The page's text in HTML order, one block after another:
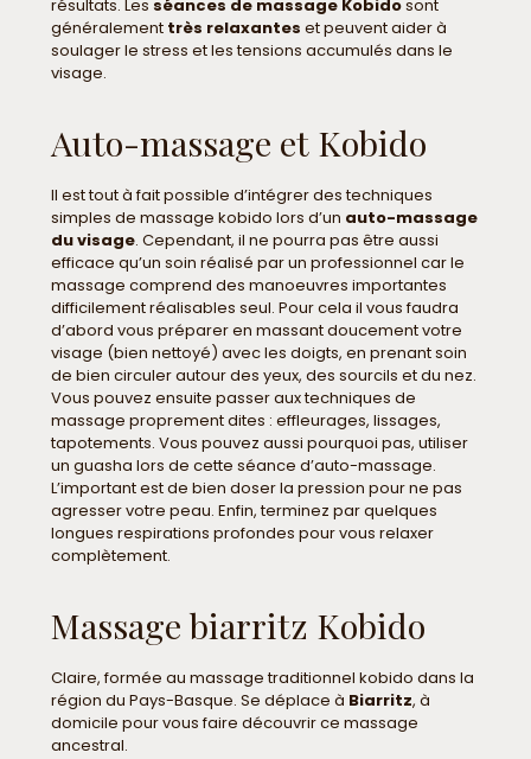
résultats. Les séances de massage Kobidosont
généralement très relaxantes et peuvent aider à
soulager le stress et les tensions accumulés dans le
visage.
Auto-massage et Kobido
Il est tout à fait possible d’intégrer des techniques
simples de massage kobido lors d’un auto-massage
du visage. Cependant, il ne pourra pas être aussi
efficace qu’un soin réalisé par un professionnel car le
massage comprend des manoeuvres importantes
difficilement réalisables seul. Pour cela il vous faudra
d’abord vous préparer en massant doucement votre
visage (bien nettoyé) avec les doigts, en prenant soin
de bien circuler autour des yeux, des sourcils et du nez.
Vous pouvez ensuite passer aux techniques de
massage proprement dites : effleurages, lissages,
tapotements. Vous pouvez aussi pourquoi pas, utiliser
un guasha lors de cette séance d’auto-massage.
L’important est de bien doser la pression pour ne pas
agresser votre peau. Enfin, terminez par quelques
longues respirations profondes pour vous relaxer
complètement.
Massage biarritz Kobido
Claire, formée au massage traditionnel kobido dans la
région du Pays-Basque. Se déplace à Biarritz, à
domicile pour vous faire découvrir ce massage
ancestral.